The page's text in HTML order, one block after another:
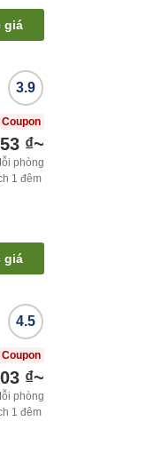
giá
3.9
₫~
phòng
1 đêm
giá
4.5
₫~
phòng
1 đêm